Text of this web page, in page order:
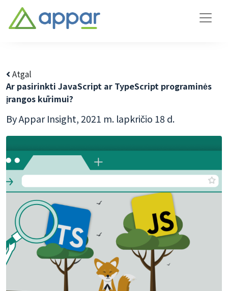
Atgal
Ar pasirinkti JavaScript ar TypeScript programinės
įrangos kūrimui?
By Appar Insight, 2021 m. lapkričio 18 d.